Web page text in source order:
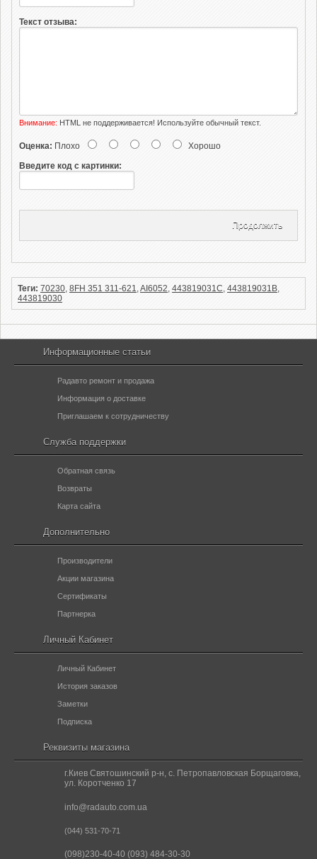
Текст отзыва:
Внимание: HTML не поддерживается! Используйте обычный текст.
Оценка: Плохо
Хорошо
Введите код с картинки:
Продолжить
Теги: 70230, 8FH 351 311-621,AI6052, 443819031C, 443819031B,
443819030
Информационные статьи
Радавто ремонт и продажа
Информация о доставке
Приглашаем к сотрудничеству
Служба поддержки
Обратная связь
Возвраты
Карта сайта
Дополнительно
Производители
Акции магазина
Сертификаты
Партнерка
Личный Кабинет
Личный Кабинет
История заказов
Заметки
Подписка
Реквизиты магазина
г.Киев Святошинский р-н, с. Петропавловская Борщаговка,
ул. Коротченко 17
info@radauto.com.ua
(044) 531-70-71
(098)230-40-40 (093) 484-30-30